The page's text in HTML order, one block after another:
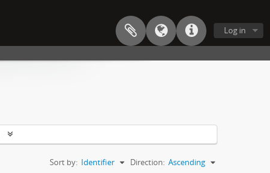
Log in
Sort by: Identifier Direction: Ascending